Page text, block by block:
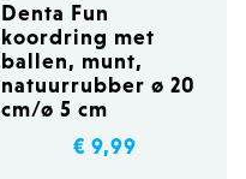
Denta Fun
koordring met
ballen, munt,
natuurrubber ø 20
cm/ø 5 cm
€ 9,99